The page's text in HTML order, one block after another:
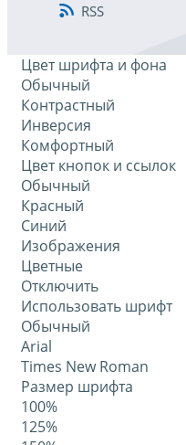
RSS
Цвет шрифта и фона
Обычный
Контрастный
Инверсия
Комфортный
Цвет кнопок и ссылок
Обычный
Красный
Синий
Изображения
Цветные
Отключить
Использовать шрифт
Обычный
Arial
Times New Roman
Размер шрифта
100%
125%